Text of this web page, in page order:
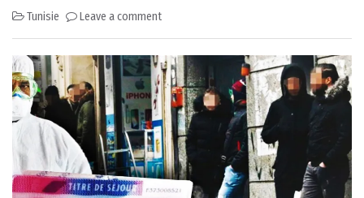
Tunisie Leave a comment